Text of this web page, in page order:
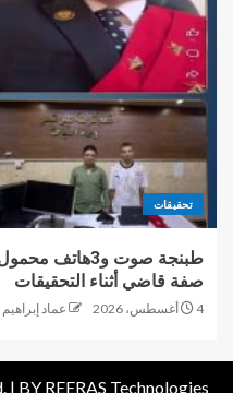
تحقيقات
طبنجة صوت
صفة قاضي أثناء التحقيقات
4 أغسطس، 2026 عماد إبراهيم
| BY REERAS Technologies